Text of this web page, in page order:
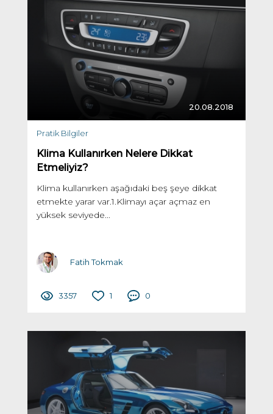
20.08.2018
Pratik Bilgiler
Klima Kullanırken Nelere Dikkat
Etmeliyiz?
Klima kullanırken aşağıdaki beş şeye dikkat
etmekte yarar var.1.Klimayı açar açmaz en
yüksek seviyede...
Fatih Tokmak
3357 1 0